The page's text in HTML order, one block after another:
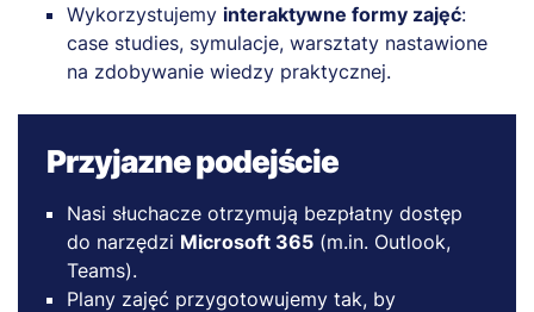
Wykorzystujemy interaktywne formy zajęć:
case studies, symulacje, warsztaty nastawione
na zdobywanie wiedzy praktycznej.
Przyjazne podejście
Nasi słuchacze otrzymują bezpłatny dostęp
do narzędzi Microsoft 365 (m.in. Outlook,
Teams).
Plany zajęć przygotowujemy tak, by